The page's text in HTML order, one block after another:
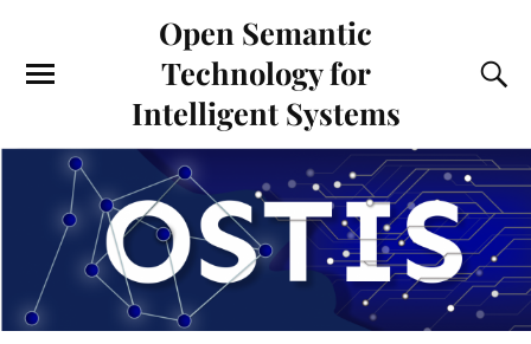
Open Semantic
Technology for
Intelligent Systems